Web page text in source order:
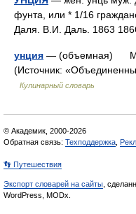
фунта, или * 1/16
Даля. В.И. Даль. 1863
унция — (объемная)
(Источник:
Кулинарный словарь
© Академик, 2000-2026
Обратная связь: Техподдержка
👣 Путешествия
Экспорт словарей на сайты ,
WordPress, MODx.